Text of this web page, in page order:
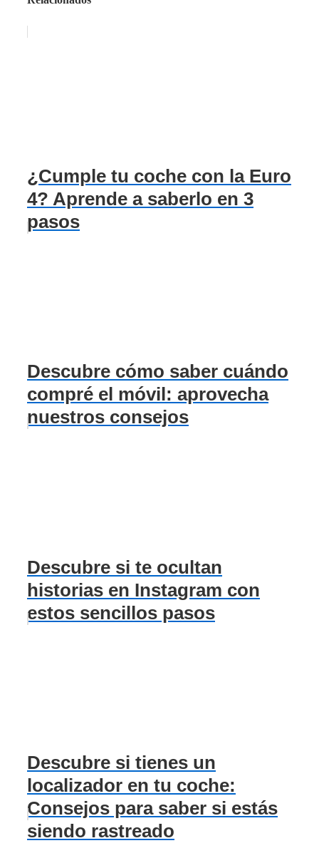
¿Cumple tu coche con la Euro
4? Aprende a saberlo en 3
pasos
Descubre cómo saber cuándo
compré el móvil: aprovecha
nuestros consejos
Descubre si te ocultan
historias en Instagram con
estos sencillos pasos
Descubre si tienes un
localizador en tu coche:
Consejos para saber si estás
siendo rastreado